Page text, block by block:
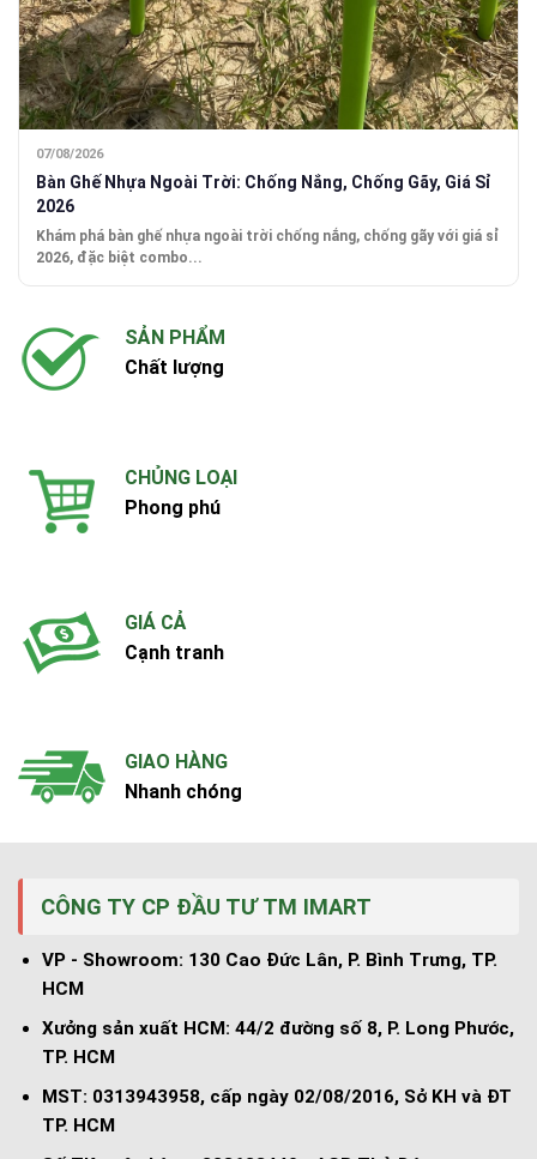
07/08/2026
Bàn Ghế Nhựa Ngoài Trời: Chống Nắng, Chống Gãy, Giá Sỉ
2026
Khám phá bàn ghế nhựa ngoài trời chống nắng, chống gãy với giá sỉ
2026, đặc biệt combo...
SẢN PHẨM
Chất lượng
CHỦNG LOẠI
Phong phú
GIÁ CẢ
Cạnh tranh
GIAO HÀNG
Nhanh chóng
CÔNG TY CP ĐẦU TƯ TM IMART
VP - Showroom: 130 Cao Đức Lân, P. Bình Trưng, TP.
HCM
Xưởng sản xuất HCM: 44/2 đường số 8, P. Long Phước,
TP. HCM
MST: 0313943958, cấp ngày 02/08/2016, Sở KH và ĐT
TP. HCM